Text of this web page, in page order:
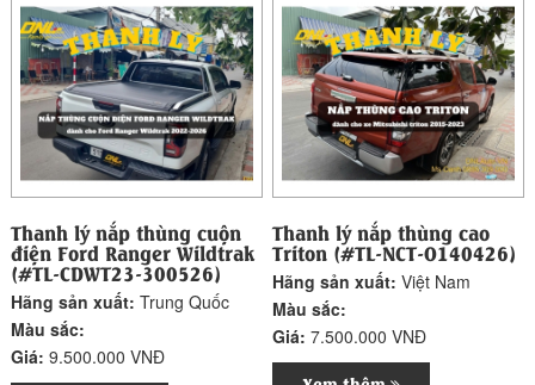
Thanh lý nắp thùng cuộn
điện Ford Ranger Wildtrak
(#TL-CDWT23-300526)
Hãng sản xuất:Trung Quốc
Màu sắc:
Giá:9.500.000 VNĐ
Thanh lý nắp thùng cao
Triton (#TL-NCT-O140426)
Hãng sản xuất:Việt Nam
Màu sắc:
Giá:7.500.000 VNĐ